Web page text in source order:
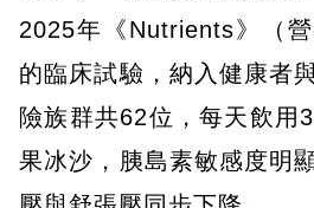
2025年《Nutrients》（
的臨床試驗，納入健康者
險族群共62位，每天飲用
果冰沙，胰島素敏感度明